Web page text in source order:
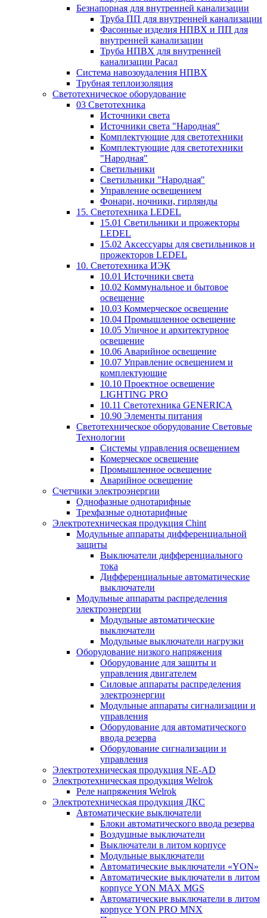
Безнапорная для внутренней канализации
Труба ПП для внутренней канализации
Фасонные изделия НПВХ и ПП для
внутренней канализации
Труба НПВХ для внутренней
канализации Расал
Система навозоудаления НПВХ
Трубная теплоизоляция
Светотехническое оборудование
03 Светотехника
Источники света
Источники света "Народная"
Комплектующие для светотехники
Комплектующие для светотехники
"Народная"
Светильники
Светильники "Народная"
Управление освещением
Фонари, ночники, гирлянды
15. Светотехника LEDEL
15.01 Светильники и прожекторы
LEDEL
15.02 Аксессуары для светильников и
прожекторов LEDEL
10. Светотехника ИЭК
10.01 Источники света
10.02 Коммунальное и бытовое
освещение
10.03 Коммерческое освещение
10.04 Промышленное освещение
10.05 Уличное и архитектурное
освещение
10.06 Аварийное освещение
10.07 Управление освещением и
комплектующие
10.10 Проектное освещение
LIGHTING PRO
10.11 Светотехника GENERICA
10.90 Элементы питания
Светотехническое оборудование Световые
Технологии
Системы управления освещением
Комерческое освещение
Промышленное освещение
Аварийное освещение
Счетчики электроэнергии
Однофазные однотарифные
Трехфазные однотарифные
Электротехническая продукция Chint
Модульные аппараты дифференциальной
защиты
Выключатели дифференциального
тока
Дифференциальные автоматические
выключатели
Модульные аппараты распределения
электроэнергии
Модульные автоматические
выключатели
Модульные выключатели нагрузки
Оборудование низкого напряжения
Оборудование для защиты и
управления двигателем
Силовые аппараты распределения
электроэнергии
Модульные аппараты сигнализации и
управления
Оборудование для автоматического
ввода резерва
Оборудование сигнализации и
управления
Электротехническая продукция NE-AD
Электротехническая продукция Welrok
Реле напряжения Welrok
Электротехническая продукция ДКС
Автоматические выключатели
Блоки автоматического ввода резерва
Воздушные выключатели
Выключатели в литом корпусе
Модульные выключатели
Автоматические выключатели «YON»
Автоматические выключатели в литом
корпусе YON MAX MGS
Автоматические выключатели в литом
корпусе YON PRO MNX